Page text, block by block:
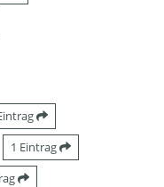
1 Eintrag